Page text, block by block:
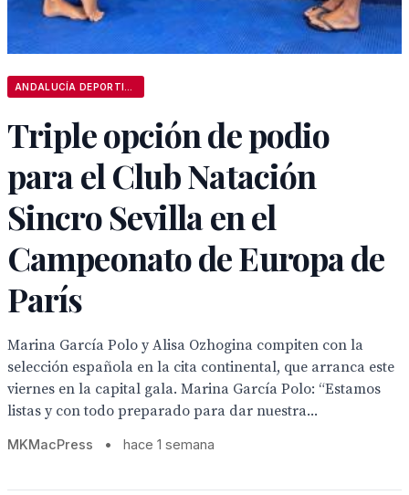
Triple opción de podio
para el Club Natación
Sincro Sevilla en el
Campeonato de Europa de
París
Marina García Polo y Alisa Ozhogina compiten con la
selección española en la cita continental, que arranca este
viernes en la capital gala. Marina García Polo: “Estamos
listas y con todo preparado para dar nuestra...
MKMacPress • hace 1 semana